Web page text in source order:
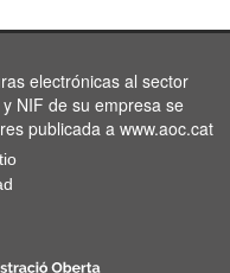
electrónicas al sector
NIF de su empresa se
publicada a www.aoc.cat